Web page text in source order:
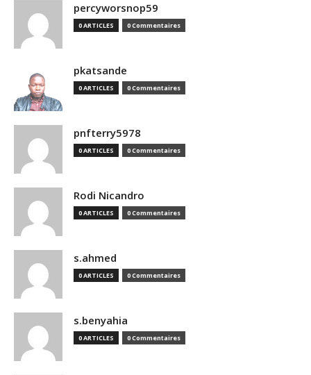
percyworsnop59
0 ARTICLES 0 Commentaires
pkatsande
0 ARTICLES 0 Commentaires
pnfterry5978
0 ARTICLES 0 Commentaires
Rodi Nicandro
0 ARTICLES 0 Commentaires
s.ahmed
0 ARTICLES 0 Commentaires
s.benyahia
0 ARTICLES 0 Commentaires